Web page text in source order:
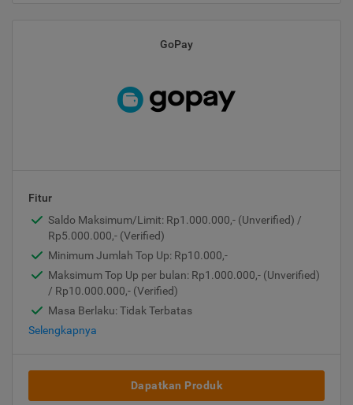
GoPay
Fitur
Saldo Maksimum/Limit: Rp1.000.000,- (Unverified) /
Rp5.000.000,- (Verified)
Minimum Jumlah Top Up: Rp10.000,-
Maksimum Top Up per bulan: Rp1.000.000,- (Unverified)
/ Rp10.000.000,- (Verified)
Masa Berlaku: Tidak Terbatas
Selengkapnya
Dapatkan Produk